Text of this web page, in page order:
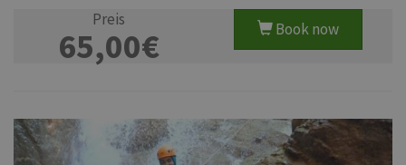
Preis
65,00€ Book now